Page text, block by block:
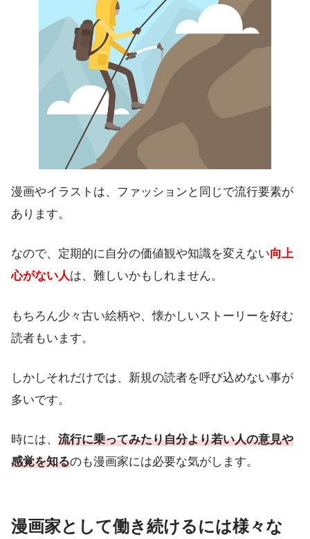
漫画やイラストは、ファッションと同じで流行要素が
あります。
なので、定期的に自分の価値観や知識を変えない向上
心がない人は、難しいかもしれません。
もちろん少々古い絵柄や、懐かしいストーリーを好む
読者もいます。
しかしそれだけでは、新規の読者を呼び込めない事が
多いです。
時には、 流行に乗ってみたり自分より若い人の意見や
感覚を知るのも漫画家には必要な気がします。
漫画家として働き続けるには様々な